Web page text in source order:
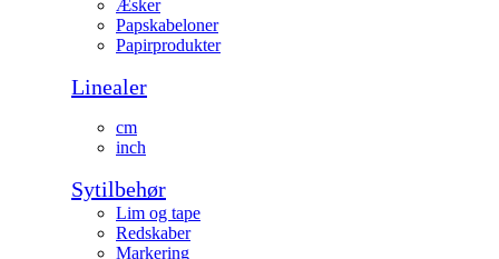
Æsker
Papskabeloner
Papirprodukter
Linealer
cm
inch
Sytilbehør
Lim og tape
Redskaber
Markering